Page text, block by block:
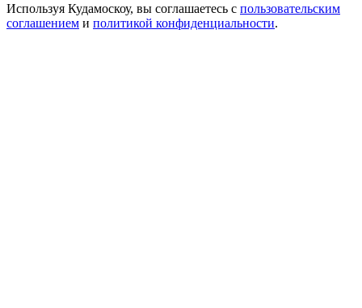
Используя Кудамоскоу, вы соглашаетесь с пользовательским
соглашением и политикой конфиденциальности.